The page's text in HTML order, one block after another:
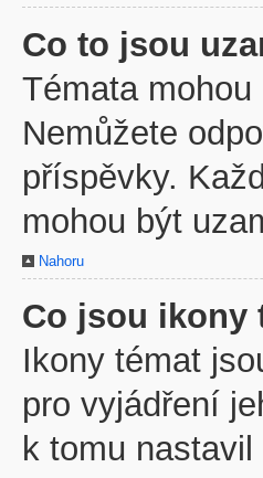
Co to jsou
Témata
Nemůžete
příspěvky.
mohou být
Nahoru
Co jsou ikony
Ikony témat
pro vyjádření
k tomu